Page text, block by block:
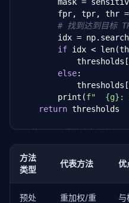
fpr, tpr, thr
# 找到达到目标
idx =
if idx <
else:
        print(
f"  {g}:
return thresholds
# 使用不同阈值进行预测
for g in groups:
mask =
y_pred[mask] =
方法
类型
代表方法 优
预处
重加权/重
与